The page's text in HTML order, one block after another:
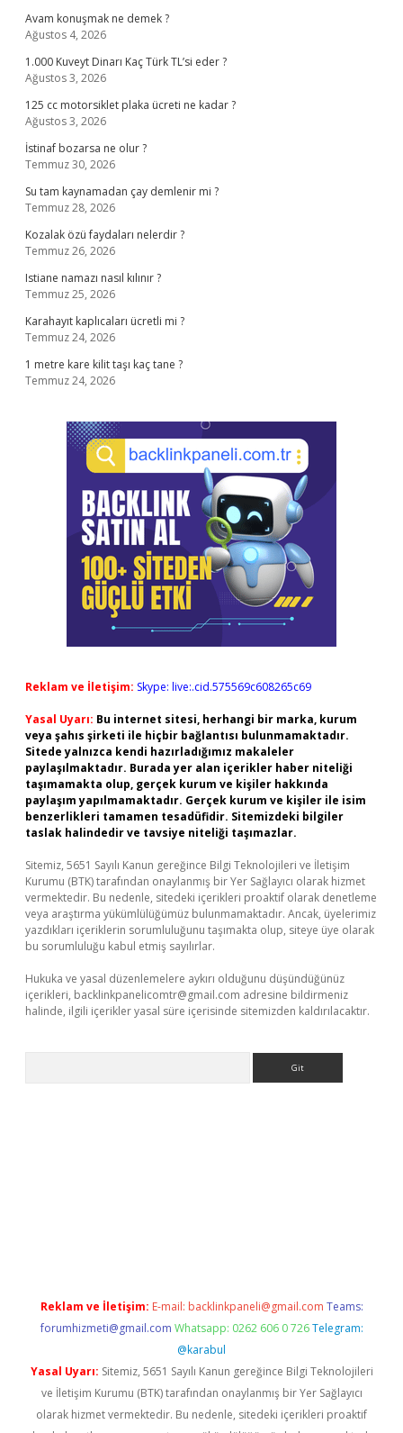
Avam konuşmak ne demek ?
Ağustos 4, 2026
1.000 Kuveyt Dinarı Kaç Türk TL’si eder ?
Ağustos 3, 2026
125 cc motorsiklet plaka ücreti ne kadar ?
Ağustos 3, 2026
İstinaf bozarsa ne olur ?
Temmuz 30, 2026
Su tam kaynamadan çay demlenir mi ?
Temmuz 28, 2026
Kozalak özü faydaları nelerdir ?
Temmuz 26, 2026
Istiane namazı nasıl kılınır ?
Temmuz 25, 2026
Karahayıt kaplıcaları ücretli mi ?
Temmuz 24, 2026
1 metre kare kilit taşı kaç tane ?
Temmuz 24, 2026
Reklam ve İletişim: Skype: live:.cid.575569c608265c69
Yasal Uyarı: Bu internet sitesi, herhangi bir marka, kurum
veya şahıs şirketi ile hiçbir bağlantısı bulunmamaktadır.
Sitede yalnızca kendi hazırladığımız makaleler
paylaşılmaktadır. Burada yer alan içerikler haber niteliği
taşımamakta olup, gerçek kurum ve kişiler hakkında
paylaşım yapılmamaktadır. Gerçek kurum ve kişiler ile isim
benzerlikleri tamamen tesadüfidir. Sitemizdeki bilgiler
taslak halindedir ve tavsiye niteliği taşımazlar.
Sitemiz, 5651 Sayılı Kanun gereğince Bilgi Teknolojileri ve İletişim
Kurumu (BTK) tarafından onaylanmış bir Yer Sağlayıcı olarak hizmet
vermektedir. Bu nedenle, sitedeki içerikleri proaktif olarak denetleme
veya araştırma yükümlülüğümüz bulunmamaktadır. Ancak, üyelerimiz
yazdıkları içeriklerin sorumluluğunu taşımakta olup, siteye üye olarak
bu sorumluluğu kabul etmiş sayılırlar.
Hukuka ve yasal düzenlemelere aykırı olduğunu düşündüğünüz
içerikleri, backlinkpanelicomtr@gmail.com adresine bildirmeniz
halinde, ilgili içerikler yasal süre içerisinde sitemizden kaldırılacaktır.
Reklam ve İletişim: E-mail: backlinkpaneli@gmail.com Teams:
forumhizmeti@gmail.com Whatsapp: 0262 606 0 726 Telegram:
@karabul
Yasal Uyarı: Sitemiz, 5651 Sayılı Kanun gereğince Bilgi Teknolojileri
ve İletişim Kurumu (BTK) tarafından onaylanmış bir Yer Sağlayıcı
olarak hizmet vermektedir. Bu nedenle, sitedeki içerikleri proaktif